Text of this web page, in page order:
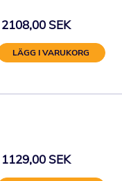
2108,00 SEK
LÄGG I VARUKORG
1129,00 SEK